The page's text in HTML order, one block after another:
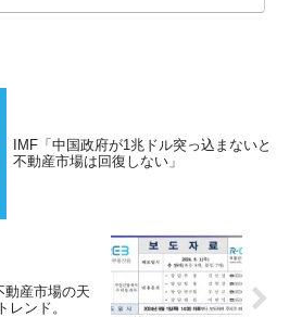
IMF「中国政府が1兆ドル突っ込まないと
不動産市場は回復しない」
産市場の天
レンド。